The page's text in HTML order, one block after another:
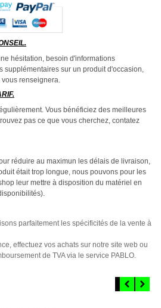
hésitation, besoin d'informations
supplémentaires sur un produit d'occasion,
renseignera.
Vous bénéficiez des meilleures
pas ce que vous cherchez, contatez
réduire au maximun les délais de livraison,
était trop longue, nous pouvons pour les
leur mettre à disposition du matériel en
parfaitement les spécificités de la vente à
effectuez vos achats sur notre site web ou
de TVA via le service PABLO.